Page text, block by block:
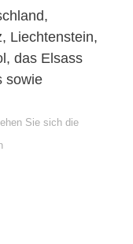
Liechtenstein,
das Elsass
sowie
Sie sich die